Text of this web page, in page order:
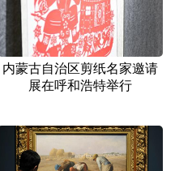
Français عربى
日本語 한국어
内蒙古自治区剪纸名家邀请
展在呼和浩特举行